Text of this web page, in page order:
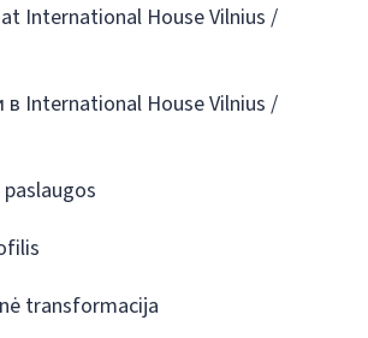
International House Vilnius /
в International House Vilnius /
transformacija